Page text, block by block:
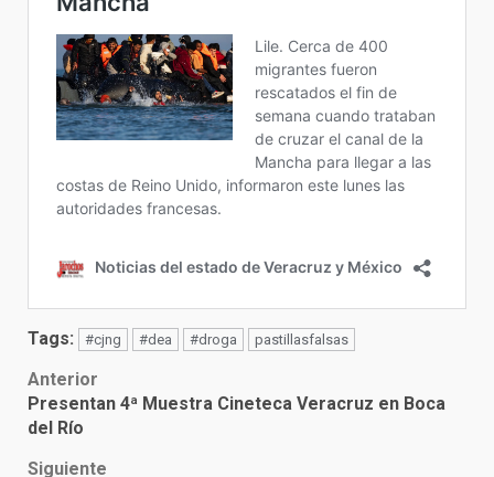
Tags: #cjng #dea #droga pastillasfalsas
Post
navigation
Anterior
Presentan 4ª Muestra Cineteca Veracruz en Boca
del Río
Siguiente